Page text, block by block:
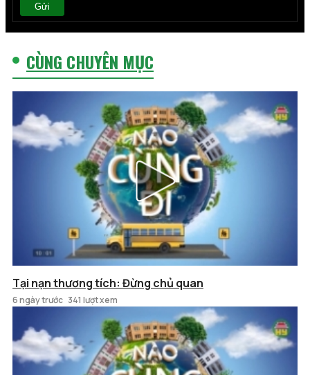
Gửi
CÙNG CHUYÊN MỤC
Tại nạn thương tích: Đừng chủ quan
6 ngày trước 341 lượt xem